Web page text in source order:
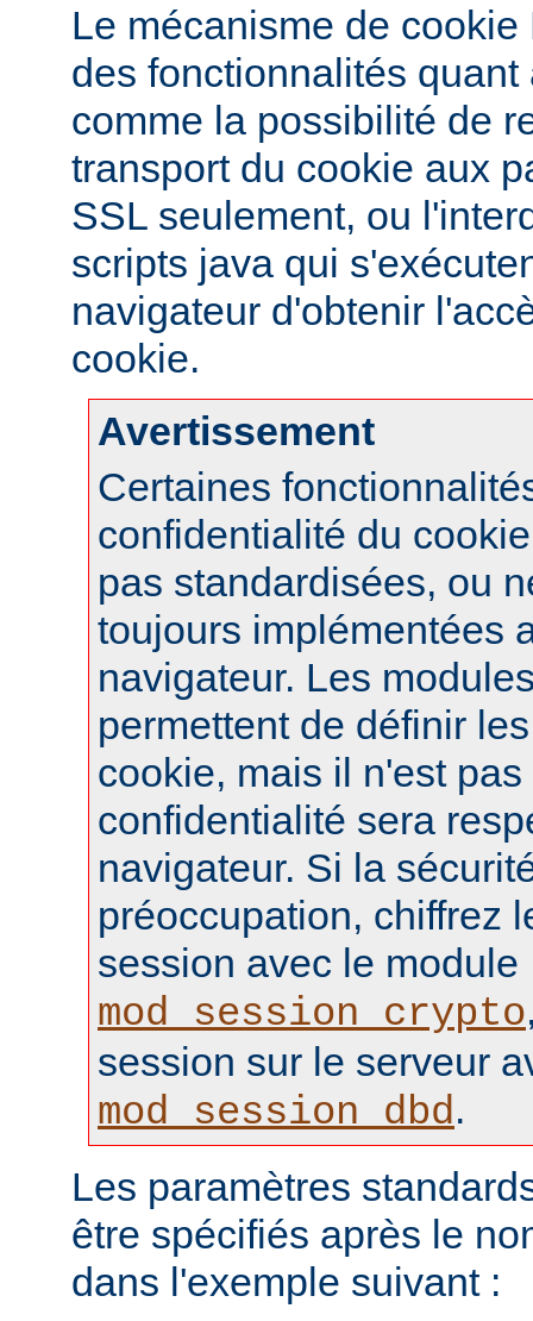
Le mécanisme de
des fonctionnalités
comme la possibilité de
transport du cookie aux
SSL seulement, ou
scripts java qui
navigateur d'obtenir
cookie.
Avertissement
Certaines
confidentialité du
pas standardisées, ou
toujours implémentées
navigateur. Les
permettent de définir
cookie, mais il n'est
confidentialité sera
navigateur. Si la
préoccupation, chiffrez
session avec le module
mod_session_crypto
session sur le serveur
mod_session_dbd.
Les paramètres
être spécifiés après le
dans l'exemple suivant :